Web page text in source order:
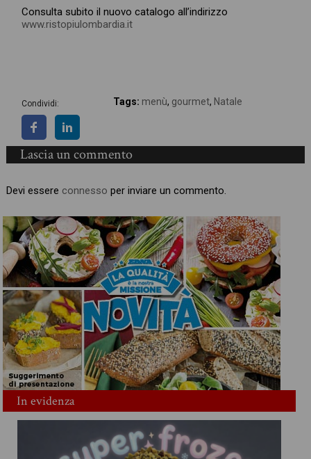
Consulta subito il nuovo catalogo all’indirizzo
www.ristopiulombardia.it
Condividi: Tags: menù, gourmet, Natale
Lascia un commento
Devi essere connesso per inviare un commento.
In evidenza